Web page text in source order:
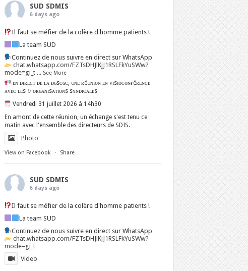
SUD SDMIS
6 days ago
Il faut se méfier de la colère d'homme patients !
La team SUD
Continuez de nous suivre en direct sur WhatsApp
chat.whatsapp.com/FZTsDHJlKjJ1RSLFkYuSWw?
mode=gi_t
ᴇɴ ᴅɪʀᴇᴄᴛ ᴅᴇ ʟᴀ ᴅɢsᴄɢᴄ, ᴜɴᴇ ʀéᴜɴɪᴏɴ ᴇɴ ᴠɪsɪᴏᴄᴏɴғéʀᴇɴᴄᴇ
ᴀᴠᴇᴄ ʟᴇs 𝟿 ᴏʀɢᴀɴɪsᴀᴛɪᴏɴs sʏɴᴅɪᴄᴀʟᴇs
Vendredi 31 juillet 2026 à 14h30
En amont de cette réunion, un échange s'est tenu ce
matin avec l'ensemble des directeurs de SDIS.
... See More
Photo
View on Facebook · Share
SUD SDMIS
6 days ago
Il faut se méfier de la colère d'homme patients !
La team SUD
Continuez de nous suivre en direct sur WhatsApp
chat.whatsapp.com/FZTsDHJlKjJ1RSLFkYuSWw?
mode=gi_t
Video